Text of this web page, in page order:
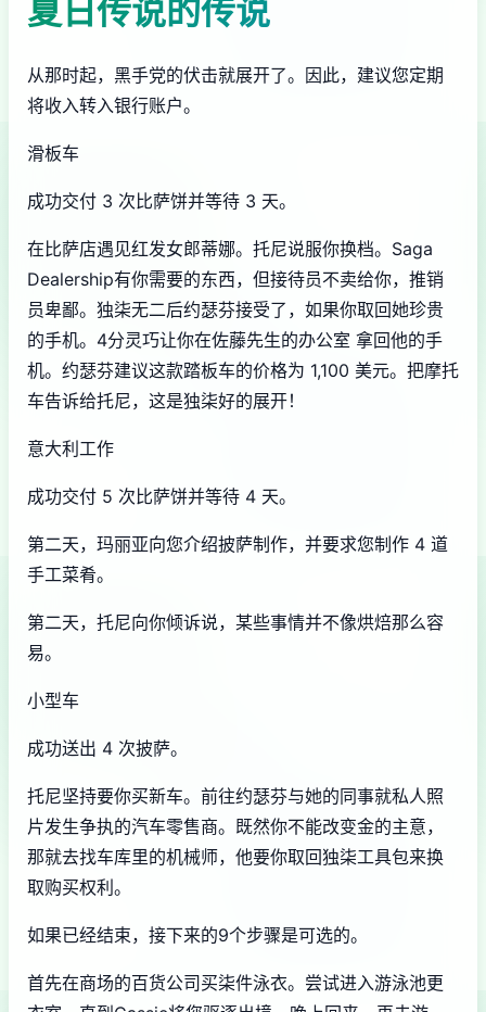
夏日传说的传说
从那时起，黑手党的伏击就展开了。因此，建议您定期
将收入转入银行账户。
滑板车
成功交付 3 次比萨饼并等待 3 天。
在比萨店遇见红发女郎蒂娜。托尼说服你换档。Saga
Dealership有你需要的东西，但接待员不卖给你，推销
员卑鄙。独柒无二后约瑟芬接受了，如果你取回她珍贵
的手机。4分灵巧让你在佐藤先生的办公室 拿回他的手
机。约瑟芬建议这款踏板车的价格为 1,100 美元。把摩托
车告诉给托尼，这是独柒好的展开！
意大利工作
成功交付 5 次比萨饼并等待 4 天。
第二天，玛丽亚向您介绍披萨制作，并要求您制作 4 道
手工菜肴。
第二天，托尼向你倾诉说，某些事情并不像烘焙那么容
易。
小型车
成功送出 4 次披萨。
托尼坚持要你买新车。前往约瑟芬与她的同事就私人照
片发生争执的汽车零售商。既然你不能改变金的主意，
那就去找车库里的机械师，他要你取回独柒工具包来换
取购买权利。
如果已经结束，接下来的9个步骤是可选的。
首先在商场的百货公司买柒件泳衣。尝试进入游泳池更